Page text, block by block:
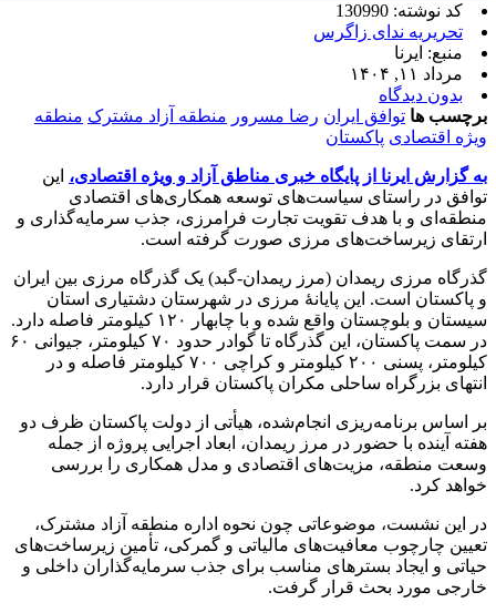
کد نوشته: 130990
تحریریه ندای زاگرس
منبع: ایرنا
مرداد ۱۱, ۱۴۰۴
بدون دیدگاه
برچسب ها توافق ایران رضا مسرور منطقه آزاد مشترک منطقه
ویژه اقتصادی پاکستان
به گزارش ایرنا از پایگاه خبری مناطق آزاد و ویژه اقتصادی، این
توافق در راستای سیاست‌های توسعه همکاری‌های اقتصادی
منطقه‌ای و با هدف تقویت تجارت فرامرزی، جذب سرمایه‌گذاری و
ارتقای زیرساخت‌های مرزی صورت گرفته است.
گذرگاه مرزی ریمدان (مرز ریمدان-گبد) یک گذرگاه مرزی بین ایران
و پاکستان است. این پایانهٔ مرزی در شهرستان دشتیاری استان
سیستان و بلوچستان واقع شده و با چابهار ۱۲۰ کیلومتر فاصله دارد.
در سمت پاکستان، این گذرگاه تا گوادر حدود ۷۰ کیلومتر، جیوانی ۶۰
کیلومتر، پسنی ۲۰۰ کیلومتر و کراچی ۷۰۰ کیلومتر فاصله و در
انتهای بزرگراه ساحلی مکران پاکستان قرار دارد.
بر اساس برنامه‌ریزی انجام‌شده، هیأتی از دولت پاکستان ظرف دو
هفته آینده با حضور در مرز ریمدان، ابعاد اجرایی پروژه از جمله
وسعت منطقه، مزیت‌های اقتصادی و مدل همکاری را بررسی
خواهد کرد.
در این نشست، موضوعاتی چون نحوه اداره منطقه آزاد مشترک،
تعیین چارچوب معافیت‌های مالیاتی و گمرکی، تأمین زیرساخت‌های
حیاتی و ایجاد بسترهای مناسب برای جذب سرمایه‌گذاران داخلی و
خارجی مورد بحث قرار گرفت.